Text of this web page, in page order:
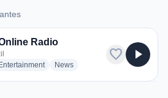
Radio
stations
Entertainmentradio stations
Newsradio stations
favorite play_arrow